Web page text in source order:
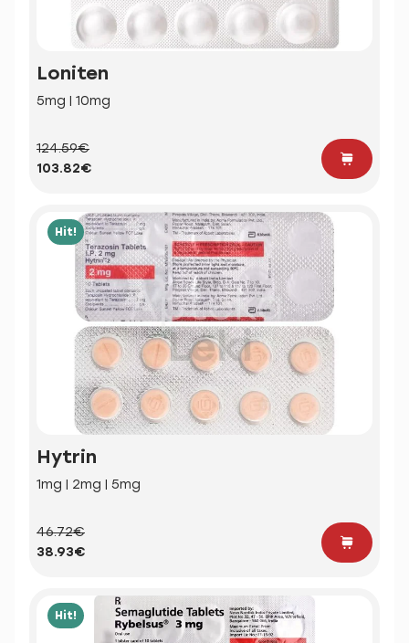
Loniten
5mg | 10mg
124.59€
103.82€
Hit!
Hytrin
1mg | 2mg | 5mg
46.72€
38.93€
Hit!